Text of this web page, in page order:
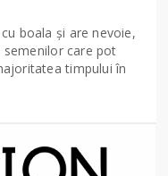
boala și are nevoie,
care pot
timpului în